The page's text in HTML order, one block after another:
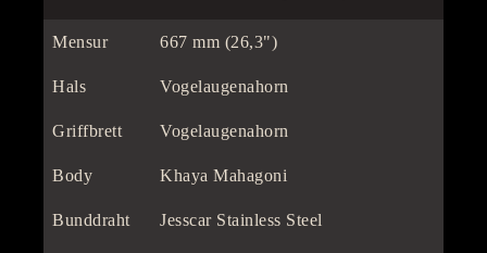
Mensur 667 mm (26,3")
Hals Vogelaugenahorn
Griffbrett Vogelaugenahorn
Body Khaya Mahagoni
Bunddraht Jesscar Stainless Steel